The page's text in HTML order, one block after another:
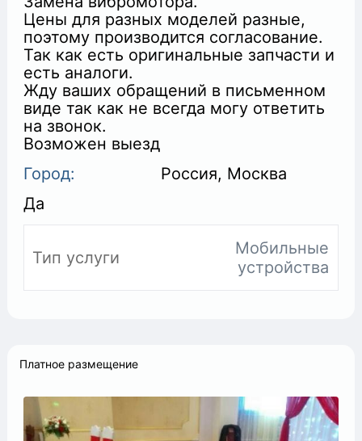
Цены для разных моделей разные,
поэтому производится согласование.
Так как есть оригинальные запчасти и
есть аналоги.
Жду ваших обращений в письменном
виде так как не всегда могу ответить
на звонок.
Возможен выезд
Город:
Россия, Москва
Да
Тип услуги
Мобильные
устройства
Платное размещение